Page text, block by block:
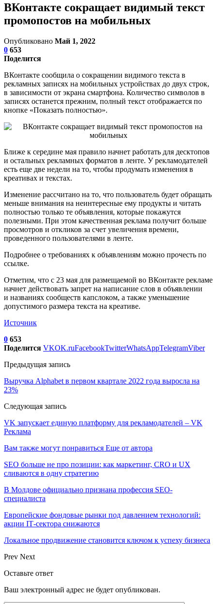
ВКонтакте сокращает видимый текст
промопостов на мобильных
Опубликовано Май 1, 2022
0 653
Поделится
ВКонтакте сообщила о сокращении видимого текста в
рекламных записях на мобильных устройствах до двух строк,
в зависимости от экрана смартфона. Количество символов в
записях останется прежним, полный текст отображается по
кнопке «Показать полностью».
Ближе к середине мая правило начнет работать для десктопов
и остальных рекламных форматов в ленте. У рекламодателей
есть еще две недели на то, чтобы продумать изменения в
креативах и текстах.
Изменение рассчитано на то, что пользователь будет обращать
меньше внимания на неинтересные ему продукты и читать
полностью только те объявления, которые покажутся
полезными. При этом качественная реклама получит больше
просмотров и откликов за счет увеличения времени,
проведенного пользователями в ленте.
Подробнее о требованиях к объявлениям можно прочесть по
ссылке.
Отметим, что с 23 мая для размещаемой во ВКонтакте рекламе
начнет действовать запрет на написание слов в объявлении
и названиях сообществ капслоком, а также уменьшение
допустимого размера текста на креативе.
Источник
0 653
Поделится VKOK.ruFacebookTwitterWhatsAppTelegramViber
Предыдущая запись
Выручка Alphabet в первом квартале 2022 года выросла на
23%
Следующая запись
VK запускает единую платформу для рекламодателей – VK
Реклама
Вам также могут понравиться Еще от автора
SEO больше не про позиции: как маркетинг, CRO и UX
сливаются в одну стратегию
В Молдове официально признана профессия SEO-
специалиста
Европейские фондовые рынки под давлением технологий:
акции IT‑сектора снижаются
Локальное продвижение становится ключом к успеху бизнеса
Prev Next
Оставьте ответ
Ваш электронный адрес не будет опубликован.